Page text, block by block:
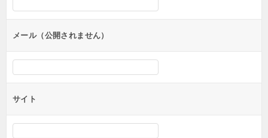
メール（公開されません）
サイト